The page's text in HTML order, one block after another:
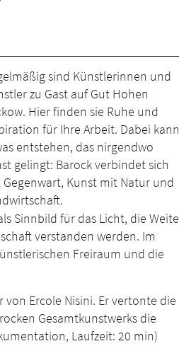
sind Künstlerinnen und
zu Gast auf Gut Hohen
Hier finden sie Ruhe und
für Ihre Arbeit. Dabei kann
entstehen, das nirgendwo
gelingt: Barock verbindet sich
Kunst mit Natur und
Sinnbild für das Licht, die Weite
verstanden werden. Im
Freiraum und die
von Ercole Nisini. Er vertonte die
Gesamtkunstwerks die
Laufzeit: 20 min)